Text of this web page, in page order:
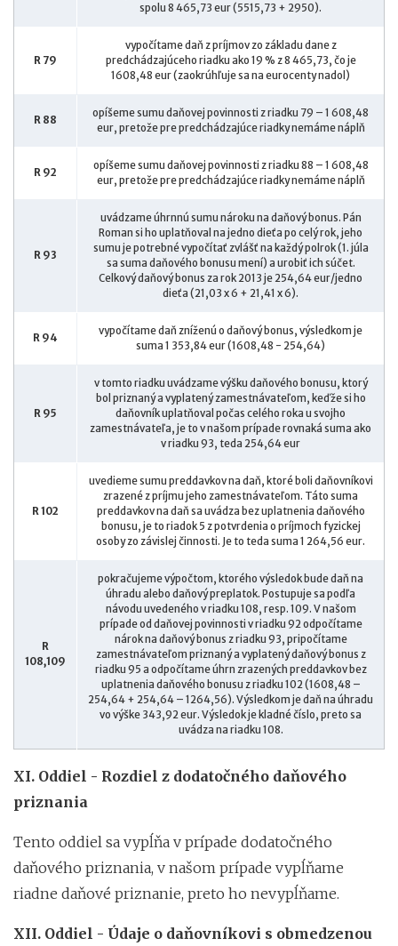
spolu 8 465,73 eur (5515,73 + 2950).
R 79
vypočítame daň z príjmov zo základu dane z
predchádzajúceho riadku ako 19 % z 8 465,73, čo je
1608,48 eur (zaokrúhľuje sa na eurocenty nadol)
R 88
opíšeme sumu daňovej povinnosti z riadku 79 – 1 608,48
eur, pretože pre predchádzajúce riadky nemáme náplň
R 92
opíšeme sumu daňovej povinnosti z riadku 88 – 1 608,48
eur, pretože pre predchádzajúce riadky nemáme náplň
R 93
uvádzame úhrnnú sumu nároku na daňový bonus. Pán
Roman si ho uplatňoval na jedno dieťa po celý rok, jeho
sumu je potrebné vypočítať zvlášť na každý polrok (1. júla
sa suma daňového bonusu mení) a urobiť ich súčet.
Celkový daňový bonus za rok 2013 je 254,64 eur/jedno
dieťa (21,03 x 6 + 21,41 x 6).
R 94
vypočítame daň zníženú o daňový bonus, výsledkom je
suma 1 353,84 eur (1608,48 - 254,64)
R 95
v tomto riadku uvádzame výšku daňového bonusu, ktorý
bol priznaný a vyplatený zamestnávateľom, keďže si ho
daňovník uplatňoval počas celého roka u svojho
zamestnávateľa, je to v našom prípade rovnaká suma ako
v riadku 93, teda 254,64 eur
R 102
uvedieme sumu preddavkov na daň, ktoré boli daňovníkovi
zrazené z príjmu jeho zamestnávateľom. Táto suma
preddavkov na daň sa uvádza bez uplatnenia daňového
bonusu, je to riadok 5 z potvrdenia o príjmoch fyzickej
osoby zo závislej činnosti. Je to teda suma 1 264,56 eur.
R
108,109
pokračujeme výpočtom, ktorého výsledok bude daň na
úhradu alebo daňový preplatok. Postupuje sa podľa
návodu uvedeného v riadku 108, resp. 109. V našom
prípade od daňovej povinnosti v riadku 92 odpočítame
nárok na daňový bonus z riadku 93, pripočítame
zamestnávateľom priznaný a vyplatený daňový bonus z
riadku 95 a odpočítame úhrn zrazených preddavkov bez
uplatnenia daňového bonusu z riadku 102 (1608,48 –
254,64 + 254,64 – 1264,56). Výsledkom je daň na úhradu
vo výške 343,92 eur. Výsledok je kladné číslo, preto sa
uvádza na riadku 108.
XI. Oddiel - Rozdiel z dodatočného daňového
priznania
Tento oddiel sa vypĺňa v prípade dodatočného
daňového priznania, v našom prípade vypĺňame
riadne daňové priznanie, preto ho nevypĺňame.
XII. Oddiel - Údaje o daňovníkovi s obmedzenou